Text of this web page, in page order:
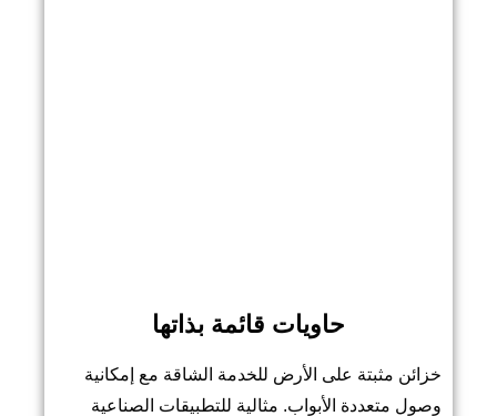
حاويات قائمة بذاتها
خزائن مثبتة على الأرض للخدمة الشاقة مع إمكانية
وصول متعددة الأبواب. مثالية للتطبيقات الصناعية